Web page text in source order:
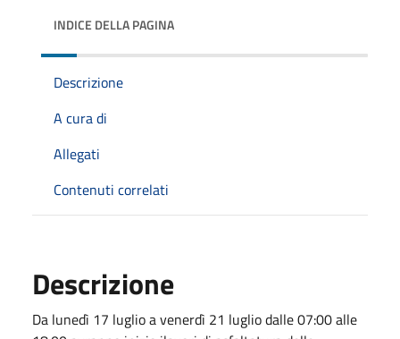
INDICE DELLA PAGINA
Descrizione
A cura di
Allegati
Contenuti correlati
Descrizione
Da lunedì 17 luglio a venerdì 21 luglio dalle 07:00 alle